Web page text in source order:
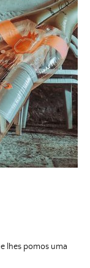
lhes pomos uma